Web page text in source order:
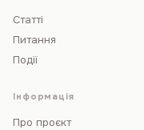
Статті
Питання
Події
Інформація
Про проєкт